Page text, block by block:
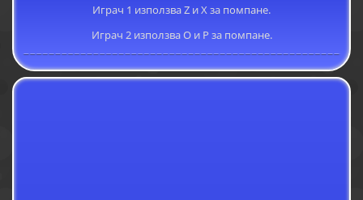
Играч 1 използва Z и X за помпане.
Играч 2 използва O и P за помпане.